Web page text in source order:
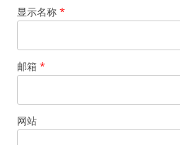
显示名称 *
邮箱 *
网站